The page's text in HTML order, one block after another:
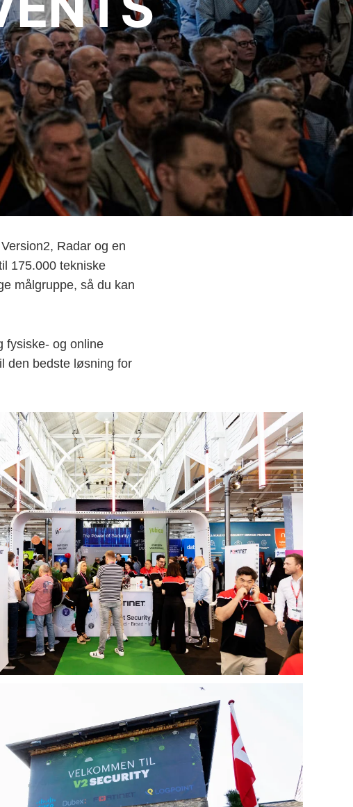
Radar og en
175.000 tekniske
målgruppe, så du kan
fysiske- og online
den bedste løsning for